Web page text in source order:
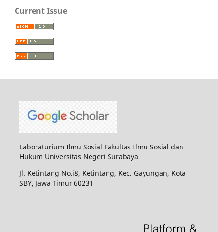
Current Issue
Laboraturium Ilmu Sosial Fakultas Ilmu Sosial dan
Hukum Universitas Negeri Surabaya
Jl. Ketintang No.i8, Ketintang, Kec. Gayungan, Kota
SBY, Jawa Timur 60231